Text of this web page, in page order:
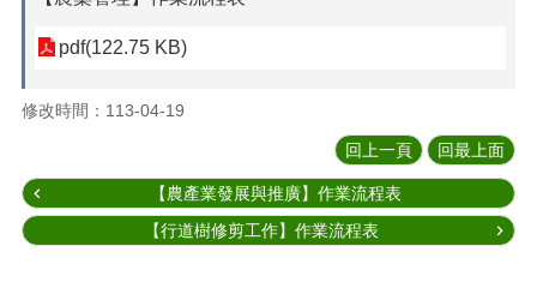
pdf(122.75 KB)
修改時間：113-04-19
回上一頁 回最上面
【農產業發展與推廣】作業流程表
【行道樹修剪工作】作業流程表